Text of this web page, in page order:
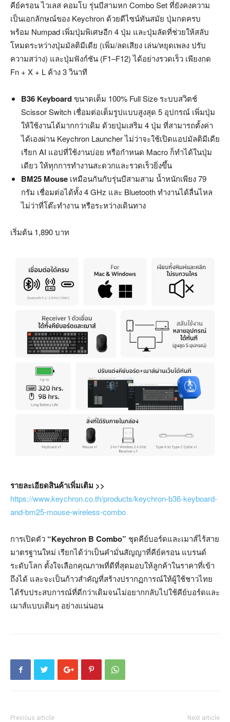
คีย์ครอน ไวเลส คอมโบ รุ่นบีสามหก Combo Set ที่ยังคงความ
เป็นเอกลักษณ์ของ Keychron ด้วยดีไซน์ทันสมัย ปุ่มกดครบ
พร้อม Numpad เพิ่มปุ่มพิเศษอีก 4 ปุ่ม และปุ่มลัดที่ช่วยให้สลับ
โหมดระหว่างปุ่มมัลติมีเดีย (เพิ่ม/ลดเสียง เล่น/หยุดเพลง ปรับ
ความสว่าง) และปุ่มฟังก์ชัน (F1–F12) ได้อย่างรวดเร็ว เพียงกด
Fn + X + L ค้าง 3 วินาที
B36 Keyboardขนาดเต็ม 100% Full Size ระบบสวิตช์
Scissor Switch เชื่อมต่อเต็มรูปแบบสูงสุด 5 อุปกรณ์ เพิ่มปุ่ม
ให้ใช้งานได้มากกว่าเดิม ด้วยปุ่มเสริม 4 ปุ่ม ที่สามารถตั้งค่า
ได้เองผ่าน Keychron Launcher ไม่ว่าจะใช้เปิดแอปมัลติมีเดีย
เรียก AI แอปที่ใช้งานบ่อย หรือกำหนด Macro ก็ทำได้ในปุ่ม
เดียว ให้ทุกการทำงานสะดวกและรวดเร็วยิ่งขึ้น
BM25 Mouse เหมือนกันกับรุ่นบีสามสาม น้ำหนักเพียง 79
กรัม เชื่อมต่อได้ทั้ง 4 GHz และ Bluetooth ทำงานได้ลื่นไหล
ไม่ว่าที่โต๊ะทำงาน หรือระหว่างเดินทาง
เริ่มต้น 1,890 บาท
รายละเอียดสินค้าเพิ่มเติม >>
https://www.keychron.co.th/products/keychron-b36-keyboard-
and-bm25-mouse-wireless-combo
การเปิดตัว “Keychron B Combo” ชุดคีย์บอร์ดและเมาส์ไร้สาย
มาตรฐานใหม่ เรียกได้ว่าเป็นคำมั่นสัญญาที่คีย์ครอน แบรนด์
ระดับโลก ตั้งใจเลือกคุณภาพที่ดีที่สุดมอบให้ลูกค้าในราคาที่เข้า
ถึงได้ และจะเป็นก้าวสำคัญที่สร้างปรากฏการณ์ให้ผู้ใช้ชาวไทย
ได้รับประสบการณ์ที่ดีกว่าเดิมจนไม่อยากกลับไปใช้คีย์บอร์ดและ
เมาส์แบบเดิมๆ อย่างแน่นอน
Previous article Next article